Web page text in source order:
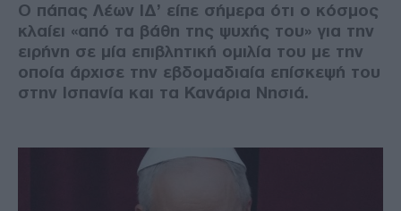
Ο πάπας Λέων ΙΔ’ είπε σήμερα ότι ο κόσμος
κλαίει «από τα βάθη της ψυχής του» για την
ειρήνη σε μία επιβλητική ομιλία του με την
οποία άρχισε την εβδομαδιαία επίσκεψή του
στην Ισπανία και τα Κανάρια Νησιά.